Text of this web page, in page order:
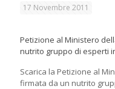
17 Novembre 2011
Petizione al Ministero
nutrito gruppo di esperti
Scarica la Petizione al
firmata da un nutrito